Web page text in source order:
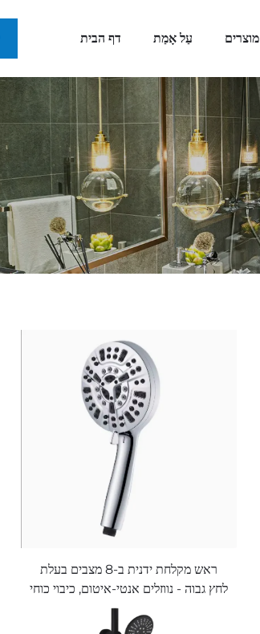
דף הבית עַל אָמַת מוצרים
ראש מקלחת ידנית ב-8 מצבים בעלת
לחץ גבוה - נווזלים אנטי-איטום, כיבוי כוחי
לניקוי אמבטיה, ריצפה וחיות מחמד, צינור